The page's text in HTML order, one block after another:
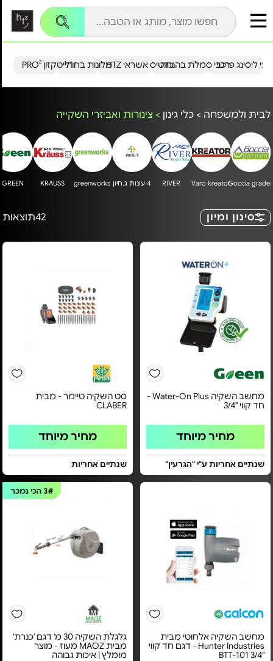
הייטקזון PRO²מלונות בחו"ל כרטיס אשראי HTZ ליסינג פרטירכבי סמלת בהנחה
לבית ולמשפחה > כלי גינון > צינורות ואביזרי השקייה
Goccia graden
Varo kreator
RIVER 4 עונות ג.חיון greenworks
KRAUSS
GREEN
סינון ומיון 42תוצאות
מחשב השקיה Water-On Plus -
חד קווי "3/4
מחיר מיוחד
שנתיים אחריות ע"י "הגרעין"
סט השקיה טיימר - מבית
CLABER
מחיר מיוחד
שנתיים אחריות
מחשב השקיה אלחוטי מבית
Hunter Industries - דגם חד קווי
"3/4 BTT-101
3#הכי נמכר
גלגלת השקיה 30 מ' דגם 'כנרת'
מבית MAOZ מעוז - מוצר
מומלץ | איכות גבוהה